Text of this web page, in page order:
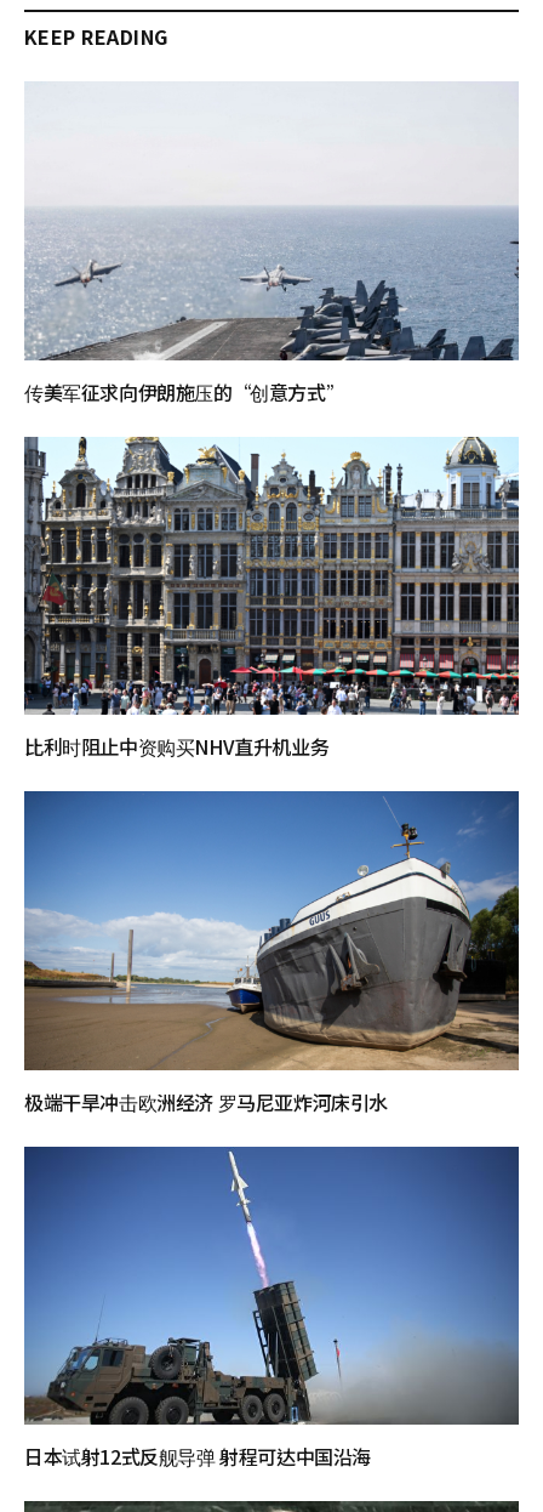
KEEP READING
传美军征求向伊朗施压的“创意方式”
比利时阻止中资购买NHV直升机业务
极端干旱冲击欧洲经济 罗马尼亚炸河床引水
日本试射12式反舰导弹 射程可达中国沿海